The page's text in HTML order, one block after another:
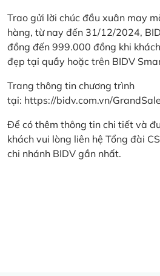
Trao gửi lời chúc đầu xuân may
hàng, từ nay đến 31/12/2024,
đồng đến 999.000 đồng khi
đẹp tại quầy hoặc trên BIDV
Trang thông tin chương trình
tại: https://bidv.com.vn/
Để có thêm thông tin chi tiết và
khách vui lòng liên hệ Tổng đài
chi nhánh BIDV gần nhất.